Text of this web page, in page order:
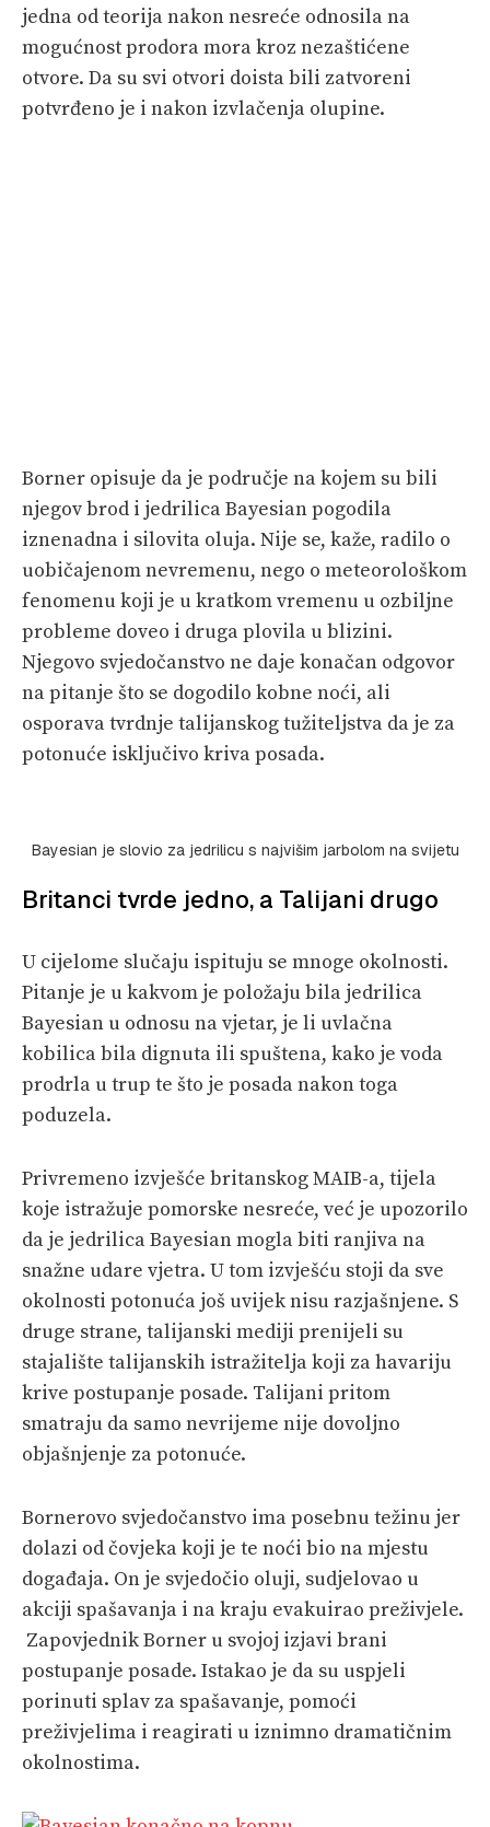
jedna od teorija nakon nesreće odnosila na
mogućnost prodora mora kroz nezaštićene
otvore. Da su svi otvori doista bili zatvoreni
potvrđeno je i nakon izvlačenja olupine.
Borner opisuje da je područje na kojem su bili
njegov brod i jedrilica Bayesian pogodila
iznenadna i silovita oluja. Nije se, kaže, radilo o
uobičajenom nevremenu, nego o meteorološkom
fenomenu koji je u kratkom vremenu u ozbiljne
probleme doveo i druga plovila u blizini.
Njegovo svjedočanstvo ne daje konačan odgovor
na pitanje što se dogodilo kobne noći, ali
osporava tvrdnje talijanskog tužiteljstva da je za
potonuće isključivo kriva posada.
Bayesian je slovio za jedrilicu s najvišim jarbolom na svijetu
Britanci tvrde jedno, a Talijani drugo
U cijelome slučaju ispituju se mnoge okolnosti.
Pitanje je u kakvom je položaju bila jedrilica
Bayesian u odnosu na vjetar, je li uvlačna
kobilica bila dignuta ili spuštena, kako je voda
prodrla u trup te što je posada nakon toga
poduzela.
Privremeno izvješće britanskog MAIB-a, tijela
koje istražuje pomorske nesreće, već je upozorilo
da je jedrilica Bayesian mogla biti ranjiva na
snažne udare vjetra. U tom izvješću stoji da sve
okolnosti potonuća još uvijek nisu razjašnjene. S
druge strane, talijanski mediji prenijeli su
stajalište talijanskih istražitelja koji za havariju
krive postupanje posade. Talijani pritom
smatraju da samo nevrijeme nije dovoljno
objašnjenje za potonuće.
Bornerovo svjedočanstvo ima posebnu težinu jer
dolazi od čovjeka koji je te noći bio na mjestu
događaja. On je svjedočio oluji, sudjelovao u
akciji spašavanja i na kraju evakuirao preživjele.
Zapovjednik Borner u svojoj izjavi brani
postupanje posade. Istakao je da su uspjeli
porinuti splav za spašavanje, pomoći
preživjelima i reagirati u iznimno dramatičnim
okolnostima.